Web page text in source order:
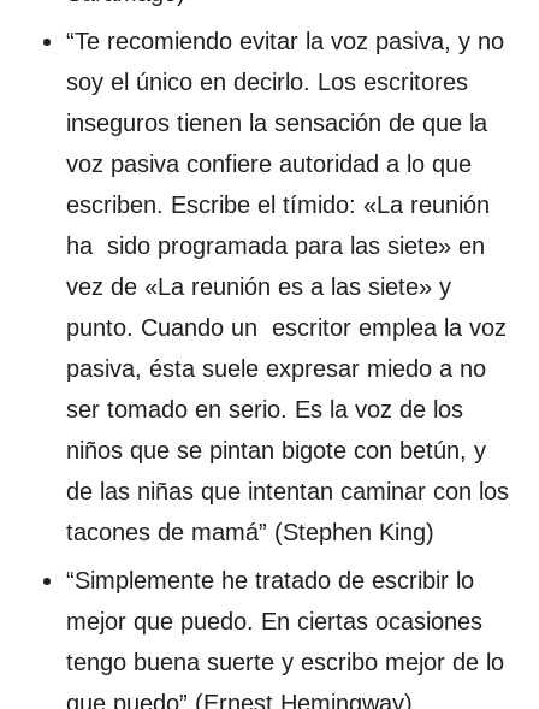
“Te recomiendo evitar la voz pasiva, y no
soy el único en decirlo. Los escritores
inseguros tienen la sensación de que la
voz pasiva confiere autoridad a lo que
escriben. Escribe el tímido: «La reunión
ha sido programada para las siete» en
vez de «La reunión es a las siete» y
punto. Cuando un escritor emplea la voz
pasiva, ésta suele expresar miedo a no
ser tomado en serio. Es la voz de los
niños que se pintan bigote con betún, y
de las niñas que intentan caminar con los
tacones de mamá” (Stephen King)
“Simplemente he tratado de escribir lo
mejor que puedo. En ciertas ocasiones
tengo buena suerte y escribo mejor de lo
que puedo” (Ernest Hemingway)